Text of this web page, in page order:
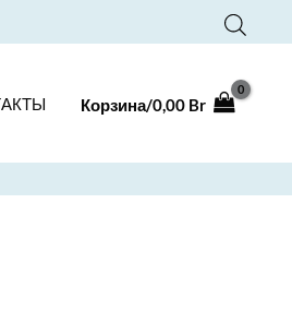
Корзина/0,00 Br